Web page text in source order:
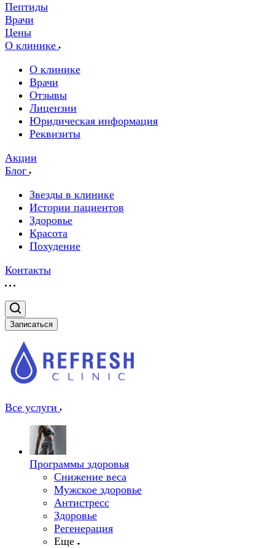
Пептиды
Врачи
Цены
О клинике
О клинике
Врачи
Отзывы
Лицензии
Юридическая информация
Реквизиты
Акции
Блог
Звезды в клинике
Истории пациентов
Здоровье
Красота
Похудение
Контакты
Записаться
Все услуги
Программы здоровья
Снижение веса
Мужское здоровье
Антистресс
Здоровье
Регенерация
Еще